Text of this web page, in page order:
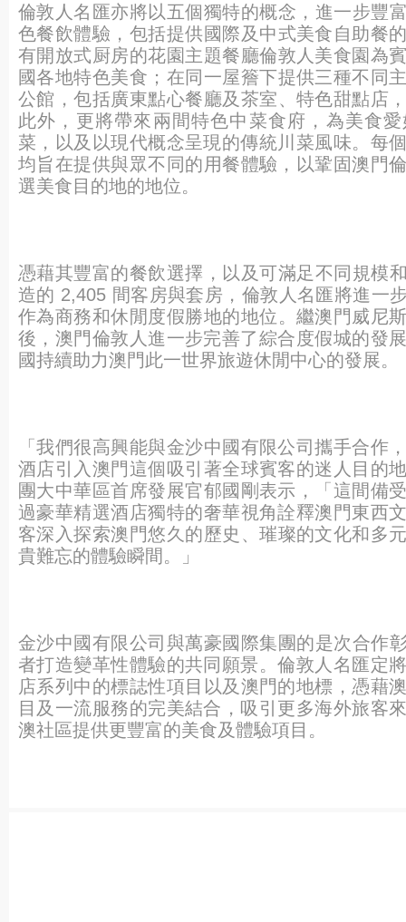
倫敦人名匯亦將以五個獨特的概念，進一步豐
色餐飲體驗，包括提供國際及中式美食自助餐
有開放式厨房的花園主題餐廳倫敦人美食園為
國各地特色美食；在同一屋簷下提供三種不同
公館，包括廣東點心餐廳及茶室、特色甜點店
此外， 更將帶來兩間特色中菜食府，為美食
菜， 以及以現代概念呈現的傳統川菜風味。 每
均旨在提供與眾不同的用餐體驗， 以鞏固澳門
選美食目的地的地位。
憑藉其豐富的餐飲選擇，以及可滿足不同規模
造的 2,405 間客房與套房，倫敦人名匯將進一
作為商務和休閒度假勝地的地位。繼澳門威尼
後， 澳門倫敦人進一步完善了綜合度假城的發
國持續助力澳門此一世界旅遊休閒中心的發展。
「我們很高興能與金沙中國有限公司攜手合作
酒店引入澳門這個吸引著全球賓客的迷人目的
團大中華區首席發展官郁國剛表示，「這間備
過豪華精選酒店獨特的奢華視角詮釋澳門東西
客深入探索澳門悠久的歷史、璀璨的文化和多
貴難忘的體驗瞬間。」
金沙中國有限公司與萬豪國際集團的是次合作
者打造變革性體驗的共同願景。倫敦人名匯定
店系列中的標誌性項目以及澳門的地標，憑藉
目及一流服務的完美結合， 吸引更多海外旅客
澳社區提供更豐富的美食及體驗項目。